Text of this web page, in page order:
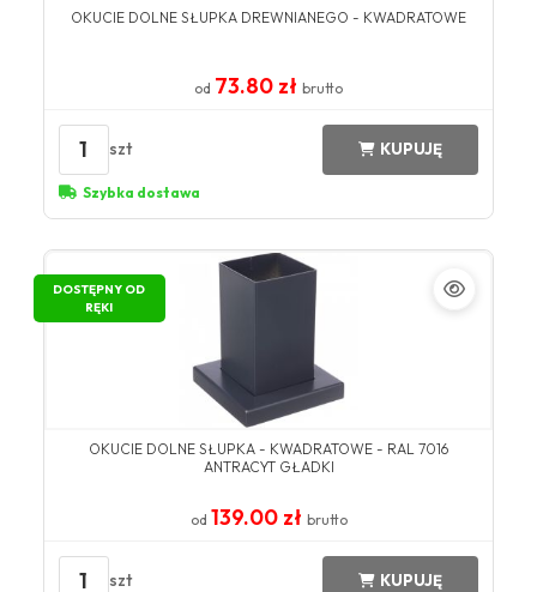
OKUCIE DOLNE SŁUPKA DREWNIANEGO - KWADRATOWE
od 73.80 zł brutto
1 szt KUPUJĘ
Szybka dostawa
DOSTĘPNY OD
RĘKI
OKUCIE DOLNE SŁUPKA - KWADRATOWE - RAL 7016
ANTRACYT GŁADKI
od 139.00 zł brutto
1 szt KUPUJĘ